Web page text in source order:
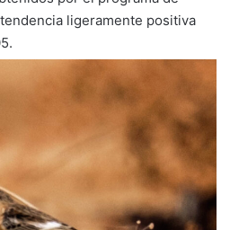
ligeramente positiva